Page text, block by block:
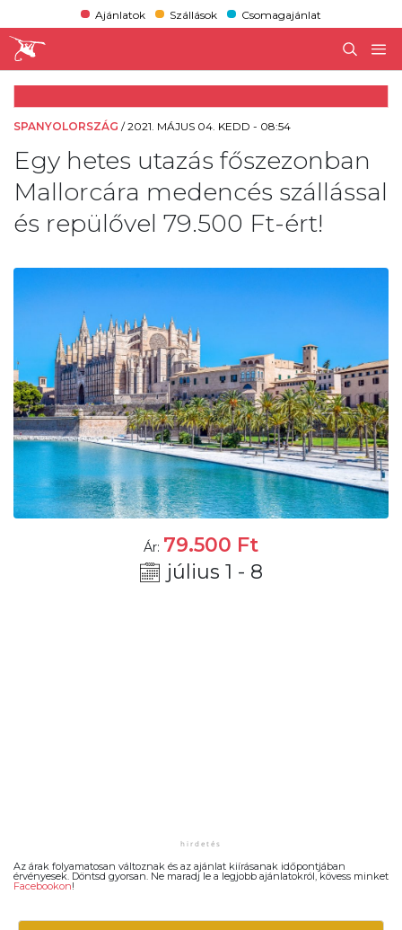
Ajánlatok Szállások Csomagajánlat
SPANYOLORSZÁG /2021. MÁJUS 04. KEDD - 08:54
Egy hetes utazás főszezonban
Mallorcára medencés szállással
és repülővel 79.500 Ft-ért!
Ár: 79.500 Ft
július 1 - 8
Az árak folyamatosan változnak és az ajánlat kiírásanak időpontjában
érvényesek. Döntsd gyorsan. Ne maradj le a legjobb ajánlatokról, kövess minket
Facebookon!